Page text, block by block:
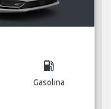
local_gas_station
Gasolina